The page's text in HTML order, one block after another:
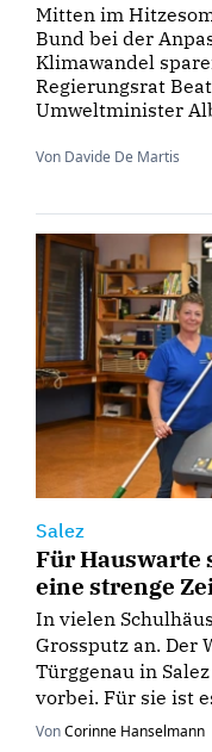
Mitten im
Bund bei der
Klimawandel
Regierungsrat
Umweltminister
Von Davide De Martis
Salez
Für Hauswarte
eine strenge
In vielen
Grossputz an. Der
Türggenau in
vorbei. Für sie ist
VonCorinne Hanselmann